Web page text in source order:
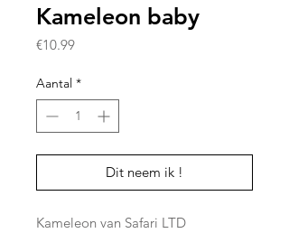
Kameleon baby
€10.99Prijs
Aantal *
Dit neem ik !
Kameleon van Safari LTD